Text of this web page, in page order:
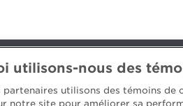
utilisons-nous des
partenaires utilisons des témoins de
notre site pour améliorer sa